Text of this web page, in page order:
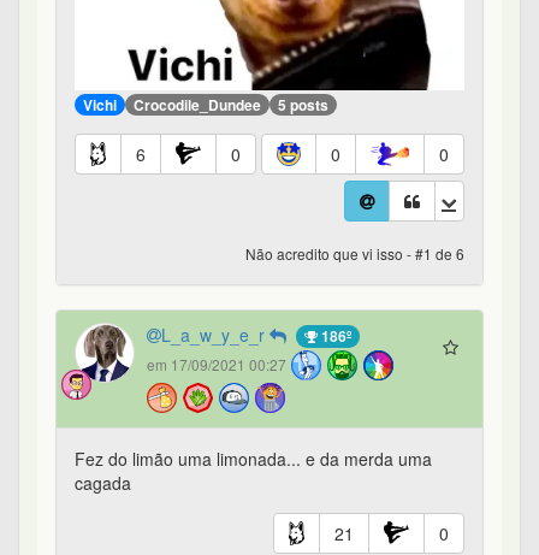
Vichi Crocodile_Dundee 5 posts
6 0 0 0
Não acredito que vi isso - #1 de 6
L_a_w_y_e_r 186º
em 17/09/2021 00:27
Fez do limão uma limonada... e da merda uma
cagada
21 0